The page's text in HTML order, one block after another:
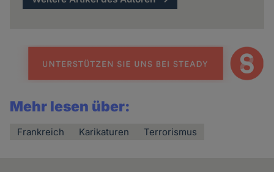
Mehr lesen über:
Frankreich Karikaturen Terrorismus